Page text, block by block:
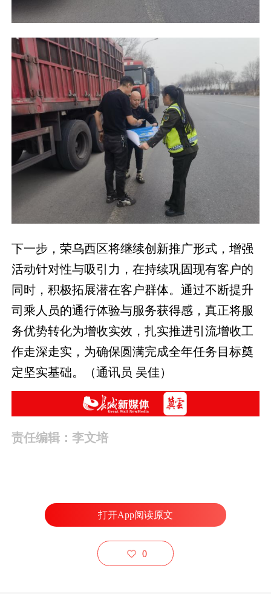
下一步，荣乌西区将继续创新推广形式，增强
活动针对性与吸引力，在持续巩固现有客户的
同时，积极拓展潜在客户群体。通过不断提升
司乘人员的通行体验与服务获得感，真正将服
务优势转化为增收实效，扎实推进引流增收工
作走深走实，为确保圆满完成全年任务目标奠
定坚实基础。（通讯员 吴佳）
责任编辑：李文培
打开App阅读原文
0